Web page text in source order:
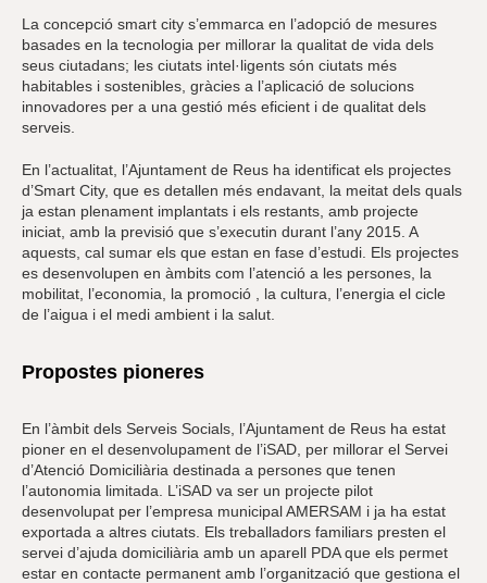
La concepció smart city s’emmarca en l’adopció de mesures
basades en la tecnologia per millorar la qualitat de vida dels
seus ciutadans; les ciutats intel·ligents són ciutats més
habitables i sostenibles, gràcies a l’aplicació de solucions
innovadores per a una gestió més eficient i de qualitat dels
serveis.
En l’actualitat, l’Ajuntament de Reus ha identificat els projectes
d’Smart City, que es detallen més endavant, la meitat dels quals
ja estan plenament implantats i els restants, amb projecte
iniciat, amb la previsió que s’executin durant l’any 2015. A
aquests, cal sumar els que estan en fase d’estudi. Els projectes
es desenvolupen en àmbits com l’atenció a les persones, la
mobilitat, l’economia, la promoció , la cultura, l’energia el cicle
de l’aigua i el medi ambient i la salut.
Propostes pioneres
En l’àmbit dels Serveis Socials, l’Ajuntament de Reus ha estat
pioner en el desenvolupament de l’iSAD, per millorar el Servei
d’Atenció Domiciliària destinada a persones que tenen
l’autonomia limitada. L’iSAD va ser un projecte pilot
desenvolupat per l’empresa municipal AMERSAM i ja ha estat
exportada a altres ciutats. Els treballadors familiars presten el
servei d’ajuda domiciliària amb un aparell PDA que els permet
estar en contacte permanent amb l’organització que gestiona el